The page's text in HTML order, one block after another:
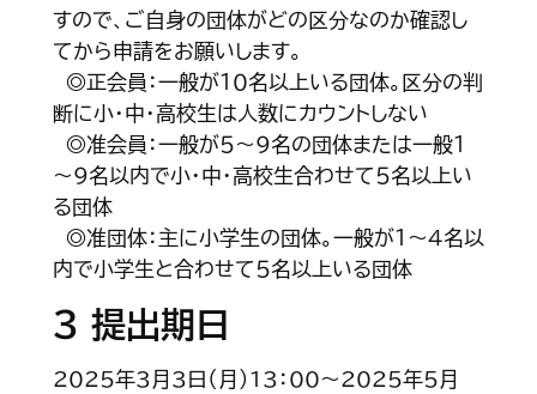
すので、ご自身の団体がどの区分なのか確認し
てから申請をお願いします。
◎正会員：一般が１０名以上いる団体。区分の判
断に小・中・高校生は人数にカウントしない
◎准会員：一般が５～９名の団体または一般１
～９名以内で小・中・高校生合わせて５名以上い
る団体
◎准団体：主に小学生の団体。一般が１～４名以
内で小学生と合わせて５名以上いる団体
3 提出期日
2025年3月3日（月）13：00～2025年5月